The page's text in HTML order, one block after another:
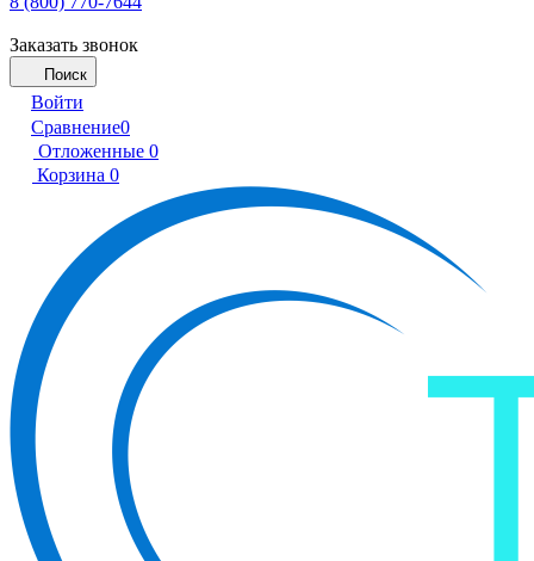
Заказать звонок
Поиск
Войти
Сравнение0
Отложенные 0
Корзина 0